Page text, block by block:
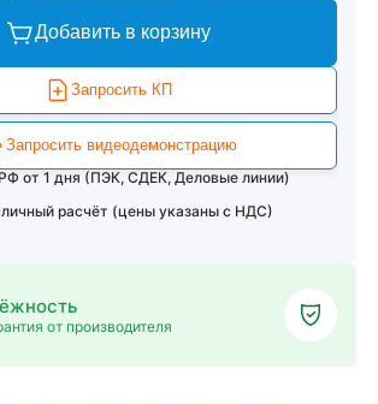
Добавить в корзину
Запросить КП
Запросить видеодемонстрацию
от 1 дня (ПЭК, СДЕК, Деловые линии)
расчёт (цены указаны с НДС)
от производителя